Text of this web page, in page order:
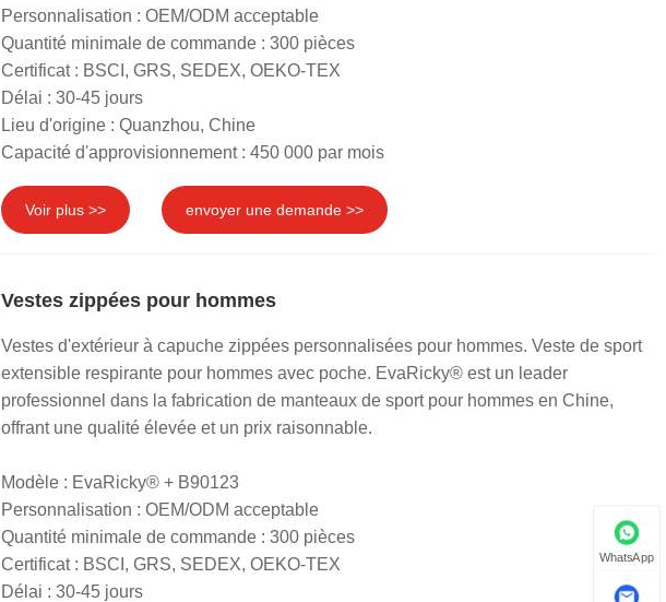
Personnalisation : OEM/ODM acceptable
Quantité minimale de commande : 300 pièces
Certificat : BSCI, GRS, SEDEX, OEKO-TEX
Délai : 30-45 jours
Lieu d'origine : Quanzhou, Chine
Capacité d'approvisionnement : 450 000 par mois
Voir plus >> envoyer une demande >>
Vestes zippées pour hommes
Vestes d'extérieur à capuche zippées personnalisées pour hommes. Veste de sport
extensible respirante pour hommes avec poche. EvaRicky® est un leader
professionnel dans la fabrication de manteaux de sport pour hommes en Chine,
offrant une qualité élevée et un prix raisonnable.
Modèle : EvaRicky® + B90123
Personnalisation : OEM/ODM acceptable
Quantité minimale de commande : 300 pièces
Certificat : BSCI, GRS, SEDEX, OEKO-TEX
Délai : 30-45 jours
WhatsApp